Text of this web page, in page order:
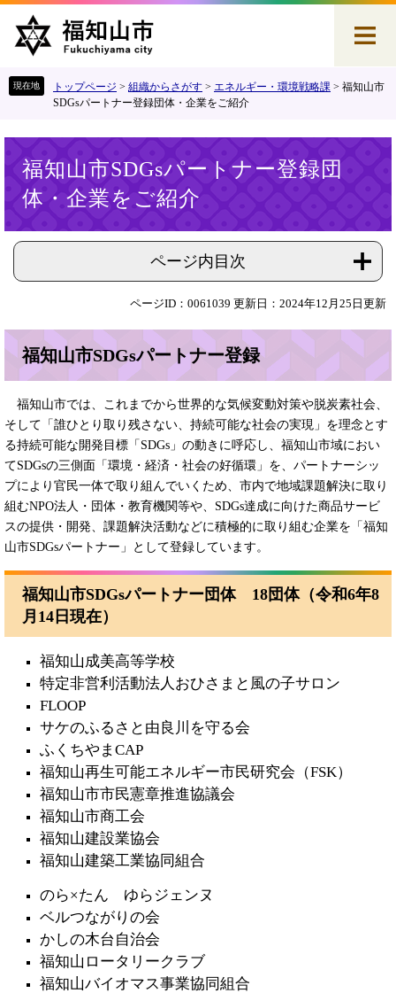
す
し
トップページ > 組織からさがす > エネルギー・環境戦略課 > 福知山市
SDGsパートナー登録団体・企業をご紹介
福知山市SDGsパートナー登録団
体・企業をご紹介
ページ内目次
ページID：0061039 更新日：2024年12月25日更新
福知山市SDGsパートナー登録
福知山市では、これまでから世界的な気候変動対策や脱炭素社会、
そして「誰ひとり取り残さない、持続可能な社会の実現」を理念とす
る持続可能な開発目標「SDGs」の動きに呼応し、福知山市域におい
てSDGsの三側面「環境・経済・社会の好循環」を、パートナーシッ
プにより官民一体で取り組んでいくため、市内で地域課題解決に取り
組むNPO法人・団体・教育機関等や、SDGs達成に向けた商品サービ
スの提供・開発、課題解決活動などに積極的に取り組む企業を「福知
山市SDGsパートナー」として登録しています。
福知山市SDGsパートナー団体 18団体（令和6年8
月14日現在）
福知山成美高等学校
特定非営利活動法人おひさまと風の子サロン
FLOOP
サケのふるさと由良川を守る会
ふくちやまCAP
福知山再生可能エネルギー市民研究会（FSK）
福知山市市民憲章推進協議会
福知山市商工会
福知山建設業協会
福知山建築工業協同組合
のら×たん ゆらジェンヌ
ベルつながりの会
かしの木台自治会
福知山ロータリークラブ
福知山バイオマス事業協同組合